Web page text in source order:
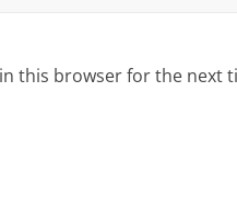
this browser for the next